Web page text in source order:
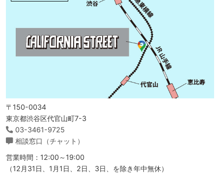
〒150-0034
東京都渋谷区代官山町7-3
03-3461-9725
相談窓口（チャット）
営業時間：12:00～19:00
（12月31日、1月1日、2日、3日、を除き年中無休）